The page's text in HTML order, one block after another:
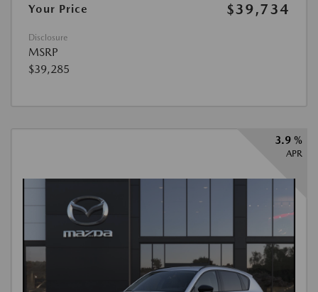
Your Price
$39,734
Disclosure
MSRP
$39,285
3.9 %
APR